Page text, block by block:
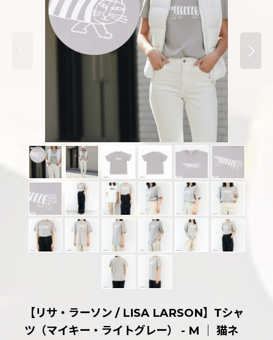
【リサ・ラーソン / LISA LARSON】Tシャ
ツ（マイキー・ライトグレー） - M ｜ 猫ネ